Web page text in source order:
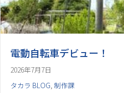
電動自転車デビュー！
2026年7月7日
タカラ BLOG, 制作課